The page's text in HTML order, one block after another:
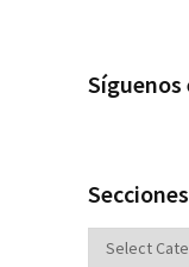
Síguenos
Secciones
Secciones